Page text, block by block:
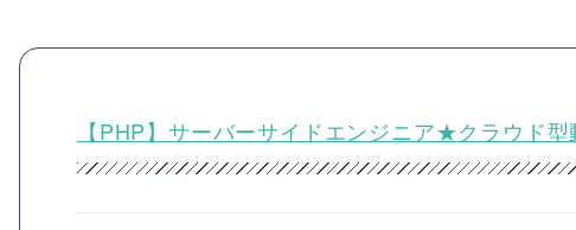
【PHP】サーバーサイドエンジニア★クラウド